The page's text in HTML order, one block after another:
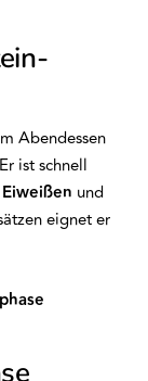
Abendessen
ist schnell
und
eignet er